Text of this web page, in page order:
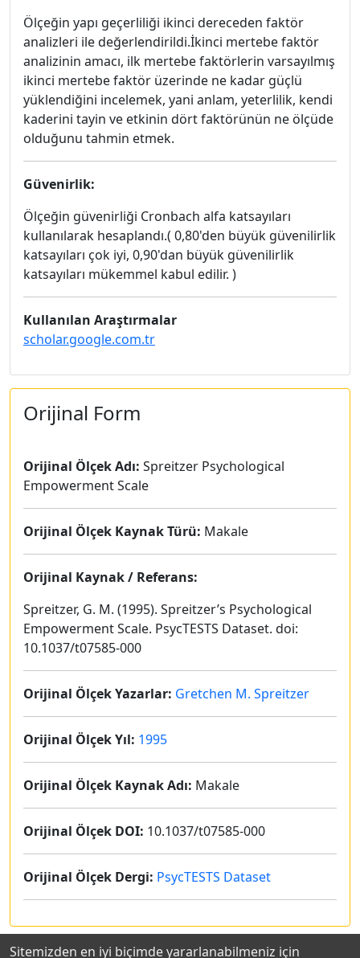
Ölçeğin yapı geçerliliği ikinci dereceden faktör
analizleri ile değerlendirildi.İkinci mertebe faktör
analizinin amacı, ilk mertebe faktörlerin varsayılmış
ikinci mertebe faktör üzerinde ne kadar güçlü
yüklendiğini incelemek, yani anlam, yeterlilik, kendi
kaderini tayin ve etkinin dört faktörünün ne ölçüde
olduğunu tahmin etmek.
Güvenirlik:
Ölçeğin güvenirliği Cronbach alfa katsayıları
kullanılarak hesaplandı.( 0,80'den büyük güvenilirlik
katsayıları çok iyi, 0,90'dan büyük güvenilirlik
katsayıları mükemmel kabul edilir. )
Kullanılan Araştırmalar
scholar.google.com.tr
Orijinal Form
Orijinal Ölçek Adı: Spreitzer Psychological
Empowerment Scale
Orijinal Ölçek Kaynak Türü: Makale
Orijinal Kaynak / Referans:
Spreitzer, G. M. (1995). Spreitzer’s Psychological
Empowerment Scale. PsycTESTS Dataset. doi:
10.1037/t07585-000
Orijinal Ölçek Yazarlar: Gretchen M. Spreitzer
Orijinal Ölçek Yıl: 1995
Orijinal Ölçek Kaynak Adı: Makale
Orijinal Ölçek DOI: 10.1037/t07585-000
Orijinal Ölçek Dergi: PsycTESTS Dataset
Sitemizden en iyi biçimde yararlanabilmeniz için